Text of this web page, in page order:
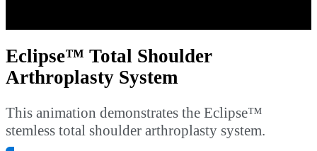
Video
Eclipse™ Total Shoulder
Arthroplasty System
This animation demonstrates the Eclipse™
stemless total shoulder arthroplasty system.